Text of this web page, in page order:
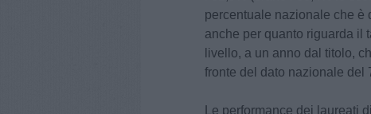
percentuale nazionale che è
anche per quanto riguarda il
livello, a un anno dal titolo,
fronte del dato nazionale del
Le performance dei laureati